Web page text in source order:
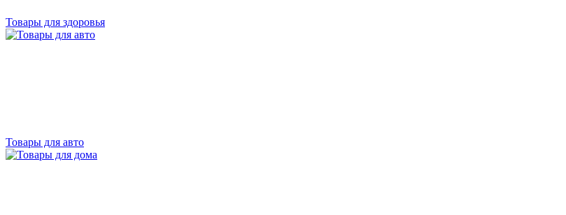
Товары для здоровья
Товары для авто